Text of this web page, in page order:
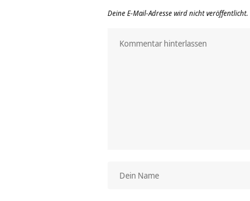
Deine E-Mail-Adresse wird nicht veröffentlicht.